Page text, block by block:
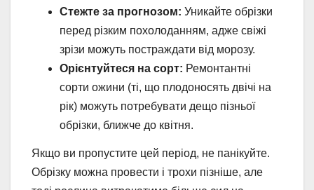
Стежте за прогнозом: Уникайте обрізки
перед різким похолоданням, адже свіжі
зрізи можуть постраждати від морозу.
Орієнтуйтеся на сорт: Ремонтантні
сорти ожини (ті, що плодоносять двічі на
рік) можуть потребувати дещо пізньої
обрізки, ближче до квітня.
Якщо ви пропустите цей період, не панікуйте.
Обрізку можна провести і трохи пізніше, але